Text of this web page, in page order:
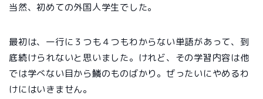
当然、初めての外国人学生でした。
最初は、一行に３つも４つもわからない単語があって、到
底続けられないと思いました。けれど、その学習内容は他
では学べない目から鱗のものばかり。ぜったいにやめるわ
けにはいきません。